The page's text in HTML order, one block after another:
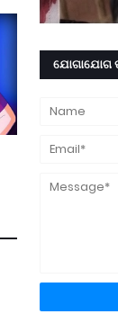
ଯୋଗାଯୋଗ